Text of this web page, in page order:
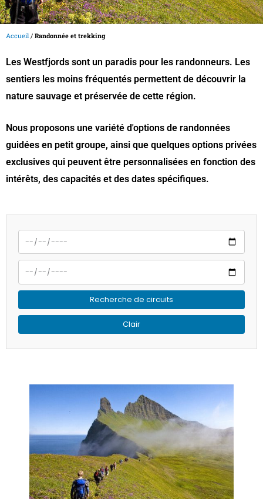
Accueil / Randonnée et trekking
Les Westfjords sont un paradis pour les randonneurs. Les
sentiers les moins fréquentés permettent de découvrir la
nature sauvage et préservée de cette région.
Nous proposons une variété d'options de randonnées
guidées en petit groupe, ainsi que quelques options privées
exclusives qui peuvent être personnalisées en fonction des
intérêts, des capacités et des dates spécifiques.